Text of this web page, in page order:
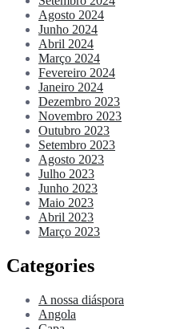
Agosto 2024
Junho 2024
Abril 2024
Março 2024
Fevereiro 2024
Janeiro 2024
Dezembro 2023
Novembro 2023
Outubro 2023
Setembro 2023
Agosto 2023
Julho 2023
Junho 2023
Maio 2023
Abril 2023
Março 2023
Categories
A nossa diáspora
Angola